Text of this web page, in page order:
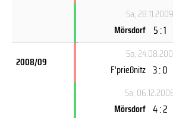
Sa, 28.11.2009
Mörsdorf 5 : 1
2008/09
So,
F'prießnitz 3 : 0
Sa,
Mörsdorf 4 : 2